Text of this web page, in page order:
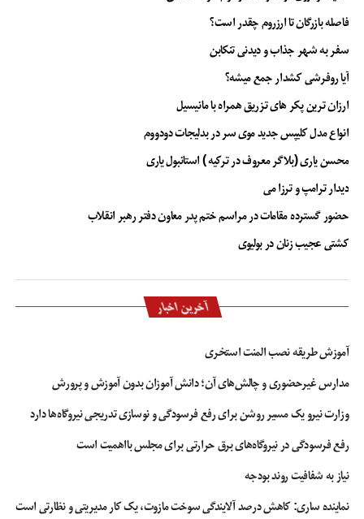
فاصله بازرگان تا ارزروم چقدر است؟
سفر به شهر جذاب و دیدنی تنکابن
آیا روفرشی کشدار جمع میشه؟
ارزان ترین پکر های تزریق همراه با مانیسیل
انواع مدل کلیپس جدید موی سر در بدلیجات دودووم
محسن یاری (بلاگر معروف در ترکیه ) استانبول یاری
دیدار ترامپ و ترزا می
حضور گسترده مقامات در مراسم ختم پدر معاون دفتر رهبر انقلاب
کشتی عجیب زنان در بولیوی
آخرین اخبار
آموزش طریقه نصب المنت استخری
مدارس غیرحضوری و چالش‌های آن؛ دانش آموزان بدون آموزش و پرورش
وزارت نیرو یک مسیر روشن برای رفع فرسودگی و نوسازی تدریجی نیروگاه‌ها دارد
رفع فرسودگی در نیروگاه‌های برق حرارتی برای مجلس بااهمیت است
نیاز به شفافیت روند بودجه
نماینده ساری: کاهش درصد آلایندگی سوخت مازوت، یک کار مدیریتی و نظارتی است